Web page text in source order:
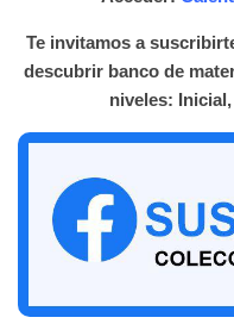
Te invitamos a
descubrir banco de
niveles: